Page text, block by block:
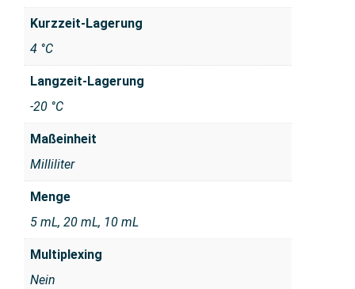
Kurzzeit-Lagerung
4 °C
Langzeit-Lagerung
-20 °C
Maßeinheit
Milliliter
Menge
5 mL, 20 mL, 10 mL
Multiplexing
Nein